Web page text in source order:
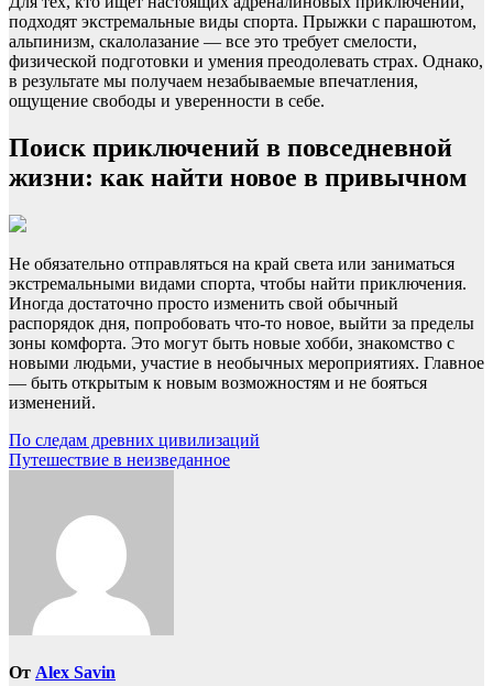
подходят экстремальные виды спорта. Прыжки с парашютом,
альпинизм, скалолазание — все это требует смелости,
физической подготовки и умения преодолевать страх. Однако,
в результате мы получаем незабываемые впечатления,
ощущение свободы и уверенности в себе.
Поиск приключений в повседневной
жизни: как найти новое в привычном
Не обязательно отправляться на край света или заниматься
экстремальными видами спорта, чтобы найти приключения.
Иногда достаточно просто изменить свой обычный
распорядок дня, попробовать что-то новое, выйти за пределы
зоны комфорта. Это могут быть новые хобби, знакомство с
новыми людьми, участие в необычных мероприятиях. Главное
— быть открытым к новым возможностям и не бояться
изменений.
Навигация
по
По следам древних цивилизаций
Путешествие в неизведанное
От Alex Savin